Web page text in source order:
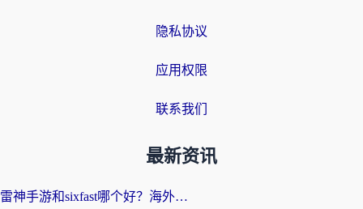
隐私协议
应用权限
联系我们
最新资讯
雷神手游和sixfast哪个好？海外党亲测3款回国加速器，教你选对不踩坑